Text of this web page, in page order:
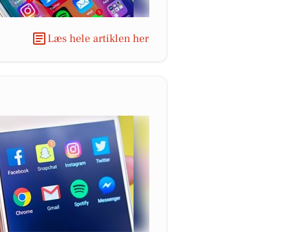
Læs hele artiklen her